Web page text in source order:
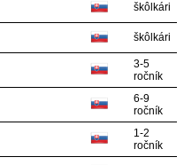
škôlkári
škôlkári
3-5
ročník
6-9
ročník
1-2
ročník